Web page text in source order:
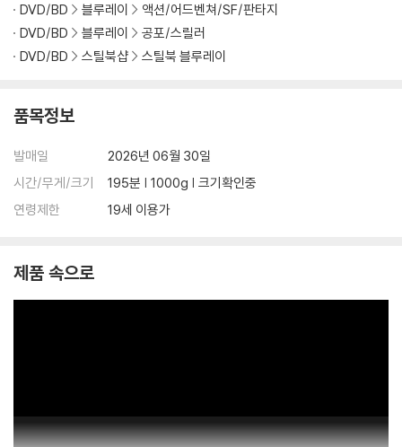
DVD/BD
블루레이
액션/어드벤쳐/SF/판타지
DVD/BD
블루레이
공포/스릴러
DVD/BD
스틸북샵 스틸북 블루레이
품목정보
발매일
2026년 06월 30일
시간/무게/크기
195분 | 1000g | 크기확인중
연령제한
19세 이용가
제품 속으로